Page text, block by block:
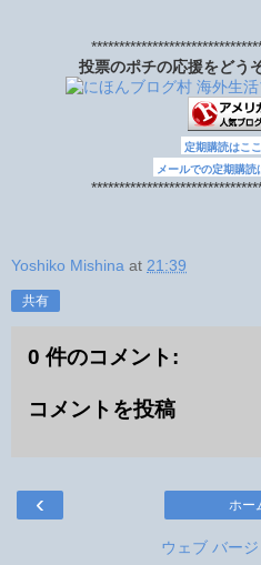
投票のポチの応援をどう
定期購読はこ
メールでの定期購
Yoshiko Mishina at 21:39
共有
0 件のコメント:
コメントを投稿
‹ ホー
ウェブ バー